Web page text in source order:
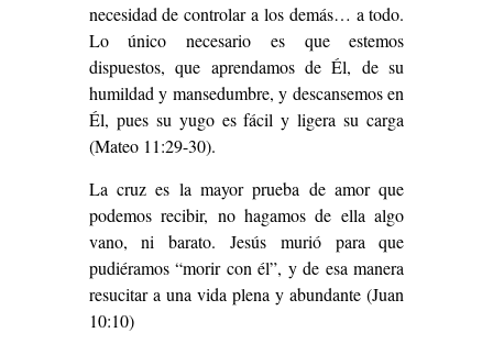
necesidad de controlar a los demás… a todo.
Lo único necesario es que estemos
dispuestos, que aprendamos de Él, de su
humildad y mansedumbre, y descansemos en
Él, pues su yugo es fácil y ligera su carga
(Mateo 11:29-30).
La cruz es la mayor prueba de amor que
podemos recibir, no hagamos de ella algo
vano, ni barato. Jesús murió para que
pudiéramos “morir con él”, y de esa manera
resucitar a una vida plena y abundante (Juan
10:10)